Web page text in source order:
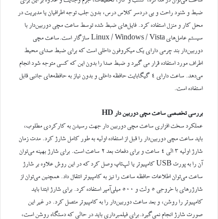
ضبط و شنود راحت و بی دردسر کلاس درس، بدون جلب توجه اطرافیان یا مدیریت در
محل کار و منزل استفاده کرد. فایل‌های ضبط‌ شده توسط ساعت‌ مچی‌ دوربین‌دار با
سیستم‌ عامل‌های Linux / Windows / Vista سازگار است.ساعت مچی
دوربین‌دار بند چرمی دارای یک میکروفون داخلی است که برای ضبط صدای محیط
اطراف مورد استفاده قرار می ‌گیرد و ضبط صدا را بدون این که کسی متوجه شود انجام
می‌دهد. ساعت دارای ۴ گیگابایت حافظه داخلی و بدون نیاز به حافظه‌های جانبی قابل
استفاده است.
بررسی تخصصی ساعت مچی دوربین دار HD
عملکرد سخت افزاری ساعت مچی دوربین دار جهت رسیدن به کارکردی مطلوب،
باید ساعت مچی دوربین‌دار را قبل از استفاده اولیه به طور کامل شارژ کرد. مدت زمان
شارژ اولیه ۳ الی ۴ ساعت و برای دفعات بعد ۲ ساعت است. برای شارژ بهینه می‌توان
آن را به پورت USB کامپیوتر یا لپ‌تاپ وصل کرد که در این روش علاوه بر شارژ
ساعت می‌توان اطلاعات حافظه ساعت را نیز به کامپیوتر انتقال داد. همچنین می‌توان از
شارژرهای با خروجی ۵ ولت و ۵۰۰ میلی‌آمپر استفاده کرد. برای شارژ ابتدا باید
کامپیوتر را روشن، و بعد ساعت دوربین‌دار را به کامپیوتر متصل کرد. در غیر این
صورت شارژ انجام نمی‌گیرد.برای فیلمبرداری باید در حالی که دستگاه روشن است،